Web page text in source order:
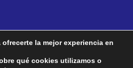
la mejor experiencia en
qué cookies utilizamos o